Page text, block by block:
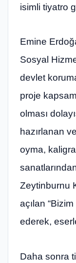
isimli tiyatro
Emine
Sosyal
devlet
proje
olması
hazırlanan
oyma,
Zeytinburnu
açılan
ederek,
Daha sonra